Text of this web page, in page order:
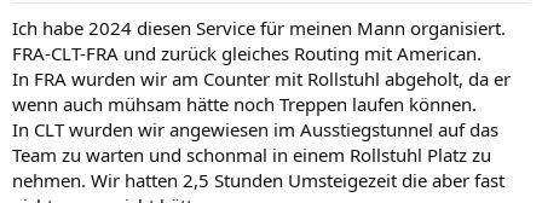
Ich habe 2024 diesen Service für meinen Mann organisiert.
FRA-CLT-FRA und zurück gleiches Routing mit American.
In FRA wurden wir am Counter mit Rollstuhl abgeholt, da er
wenn auch mühsam hätte noch Treppen laufen können.
In CLT wurden wir angewiesen im Ausstiegstunnel auf das
Team zu warten und schonmal in einem Rollstuhl Platz zu
nehmen. Wir hatten 2,5 Stunden Umsteigezeit die aber fast